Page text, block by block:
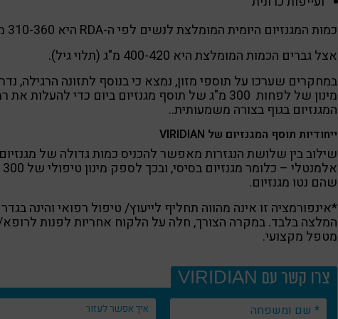
כמות המגנזיום היומית המומלצת לנשים לפי ה-RDA היא 310-360 מ"ג.
אצל גברים הכמות המומלצת היא 400-420 מ"ג (תלוי גיל).
במחקרים שערכו על תוספי מזון, נמצא כי בנוסף לתזונה הרגילה,
מינון של לפחות 300 מ"ג של תוסף מגנזיום ביום כדי להעלות
המגנזיום בגוף בצורה משמעותית..
ייחודיות תוסף המגנזיום של VIRIDIAN
שילוב בין שלושת הנגזרות מאפשר להכניס כמות גדולה של מגנזיום
שהם נטו מגנזיום.
*אינפורמציה זו אינה מהווה תחליף לייעוץ/ טיפול רפואי והינה בגדר
המלצה בלבד. במקרה הצורך, חלה על הלקוח אחריות לפנות
מטפל מקצועי.
צרו קשר עם VIRIDIAN